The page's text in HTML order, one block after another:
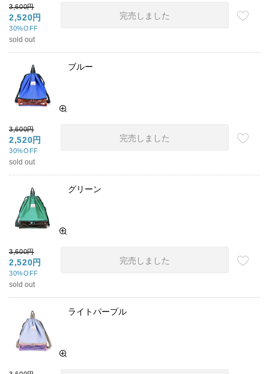
3,600円
2,520円
30%OFF
sold out
完売しました
ブルー
3,600円
2,520円
30%OFF
sold out
完売しました
グリーン
3,600円
2,520円
30%OFF
sold out
完売しました
ライトパープル